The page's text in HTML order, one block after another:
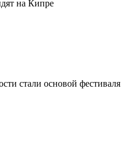
на Кипре
стали основой фестиваля